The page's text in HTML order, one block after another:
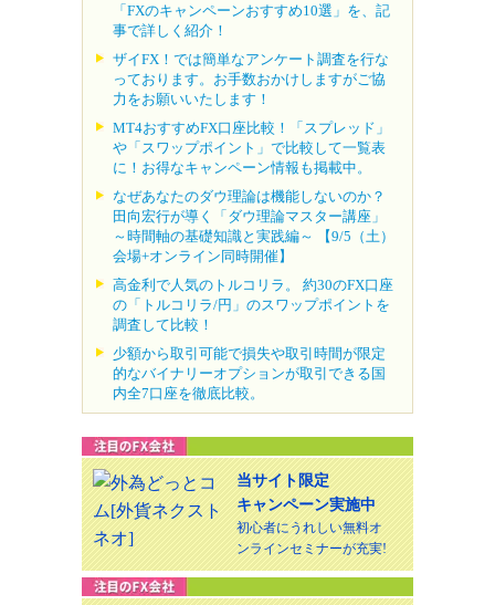
「FXのキャンペーンおすすめ10選」を、記
事で詳しく紹介！
ザイFX！では簡単なアンケート調査を行な
っております。お手数おかけしますがご協
力をお願いいたします！
MT4おすすめFX口座比較！「スプレッド」
や「スワップポイント」で比較して一覧表
に！お得なキャンペーン情報も掲載中。
なぜあなたのダウ理論は機能しないのか？
田向宏行が導く「ダウ理論マスター講座」
～時間軸の基礎知識と実践編～ 【9/5（土）
会場+オンライン同時開催】
高金利で人気のトルコリラ。 約30のFX口座
の「トルコリラ/円」のスワップポイントを
調査して比較！
少額から取引可能で損失や取引時間が限定
的なバイナリーオプションが取引できる国
内全7口座を徹底比較。
当サイト限定
キャンペーン実施中
初心者にうれしい無料オ
ンラインセミナーが充実!